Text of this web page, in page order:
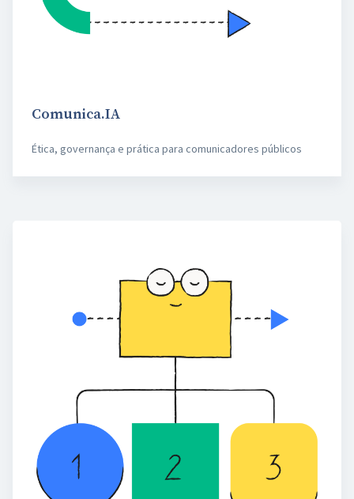
Comunica.IA
Ética, governança e prática para comunicadores públicos